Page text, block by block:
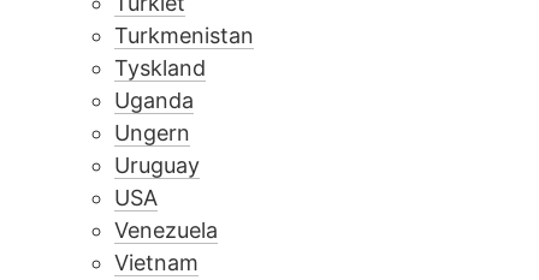
Turkmenistan
Tyskland
Uganda
Ungern
Uruguay
USA
Venezuela
Vietnam